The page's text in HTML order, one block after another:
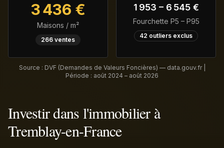
3 436 €
Maisons / m²
266 ventes
1 953 – 6 545€
Fourchette P5 – P95
42 outliers exclus
Source : DVF (Demandes de Valeurs Foncières) — data.gouv.fr |
Période : août 2024 – août 2026
Investir dans l'immobilier à
Tremblay-en-France